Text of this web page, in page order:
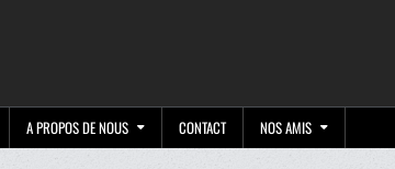
A PROPOS DE NOUS CONTACT NOS AMIS